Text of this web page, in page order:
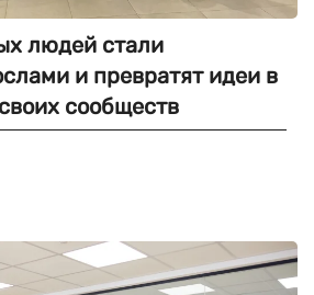
людей стали
и превратят идеи в
сообществ